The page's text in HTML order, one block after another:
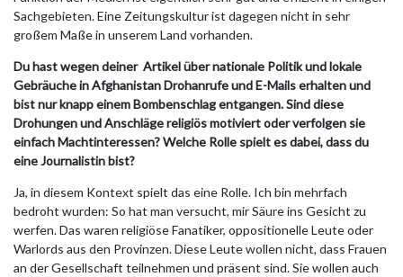
Sachgebieten. Eine Zeitungskultur ist dagegen nicht in sehr
großem Maße in unserem Land vorhanden.
Du hast wegen deiner Artikel über nationale Politik und lokale
Gebräuche in Afghanistan Drohanrufe und E-Mails erhalten und
bist nur knapp einem Bombenschlag entgangen. Sind diese
Drohungen und Anschläge religiös motiviert oder verfolgen sie
einfach Machtinteressen? Welche Rolle spielt es dabei, dass du
eine Journalistin bist?
Ja, in diesem Kontext spielt das eine Rolle. Ich bin mehrfach
bedroht wurden: So hat man versucht, mir Säure ins Gesicht zu
werfen. Das waren religiöse Fanatiker, oppositionelle Leute oder
Warlords aus den Provinzen. Diese Leute wollen nicht, dass Frauen
an der Gesellschaft teilnehmen und präsent sind. Sie wollen auch